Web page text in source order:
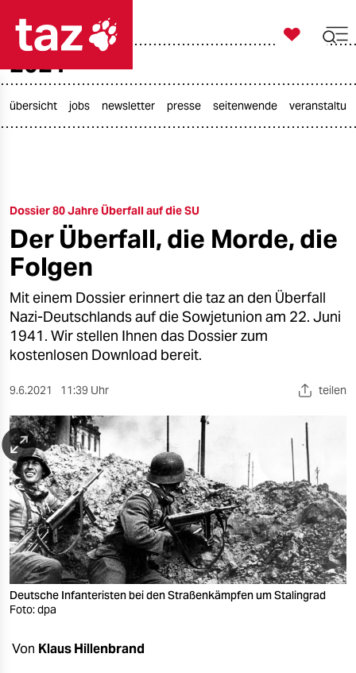
taz zahl ich
öko
gesellschaft
kultur
sport
berlin
nord
wahrheit
verlag
verlag
veranstaltungen
shop
fragen & hilfe
unterstützen
abo

taz zahl ich
2021
übersicht jobs newsletter presse seitenwende
Dossier 80 Jahre Überfall auf die SU
Der Überfall, die Morde, die
Folgen
Mit einem Dossier erinnert die taz an den Überfall
Nazi-Deutschlands auf die Sowjetunion am 22. Juni
1941. Wir stellen Ihnen das Dossier zum
kostenlosen Download bereit.
9.6.2021 11:39 Uhr teilen
Deutsche Infanteristen bei den Straßenkämpfen um Stalingrad
Foto: dpa
Von Klaus Hillenbrand